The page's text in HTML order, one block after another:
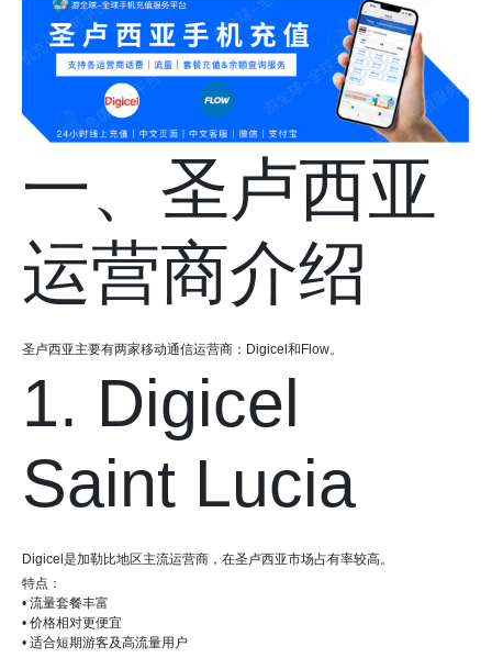
一、圣卢西亚
运营商介绍
圣卢西亚主要有两家移动通信运营商：Digicel和Flow。
1. Digicel
Saint Lucia
Digicel是加勒比地区主流运营商，在圣卢西亚市场占有率较高。
特点：
• 流量套餐丰富
• 价格相对更便宜
• 适合短期游客及高流量用户